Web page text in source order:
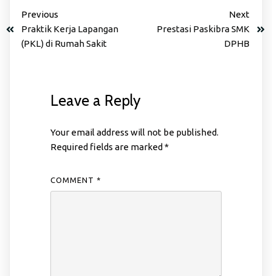
Previous
Praktik Kerja Lapangan
(PKL) di Rumah Sakit
Next
Prestasi Paskibra SMK
DPHB
Leave a Reply
Your email address will not be published.
Required fields are marked *
COMMENT *